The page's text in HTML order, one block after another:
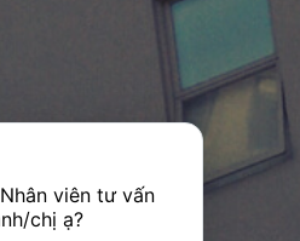
7
viên tư vấn
chị ạ?